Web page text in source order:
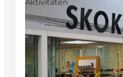
Aktivitäten